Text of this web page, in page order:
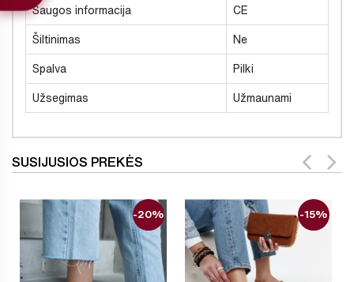
Saugos informacija CE
Šiltinimas Ne
Spalva Pilki
Užsegimas Užmaunami
SUSIJUSIOS PREKĖS
-20% -15%